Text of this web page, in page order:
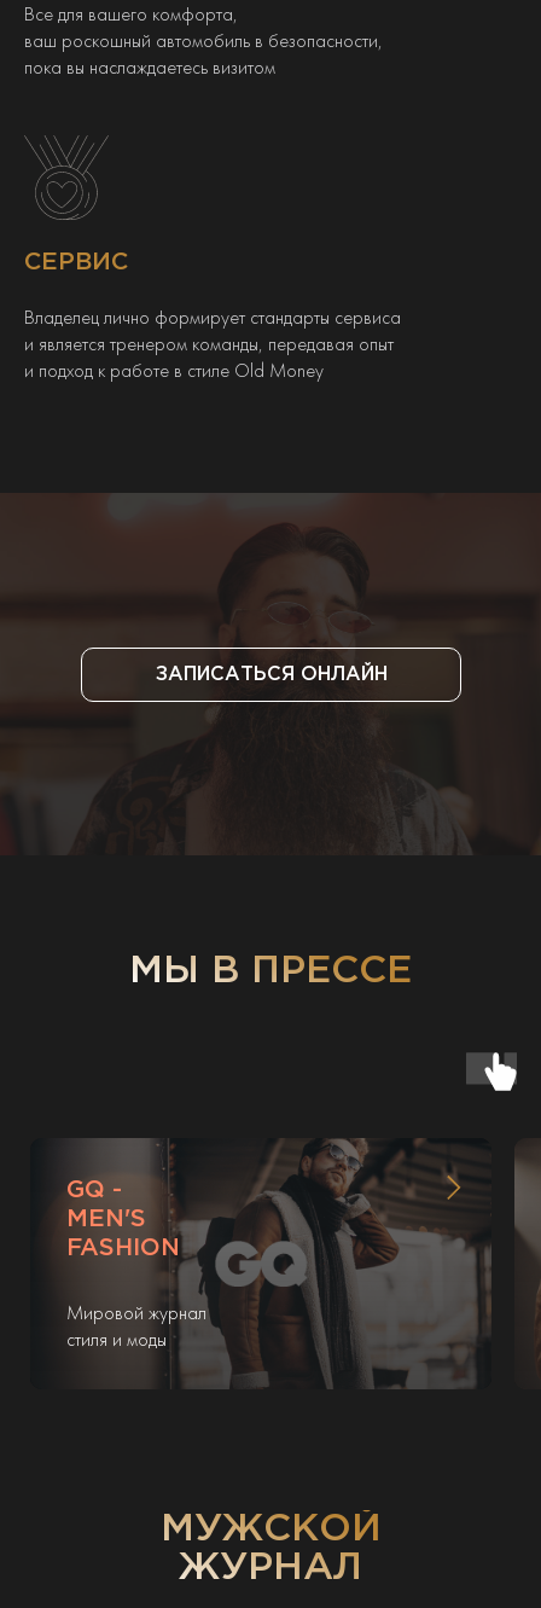
Все для вашего комфорта,
ваш роскошный автомобиль в безопасности,
пока вы наслаждаетесь визитом
СЕРВИС
Владелец лично формирует стандарты сервиса
и является тренером команды, передавая опыт
и подход к работе в стиле Old Money
ЗАПИСАТЬСЯ ОНЛАЙН
МЫ В ПРЕССЕ
GQ -
MEN'S
FASHION
Мировой журнал
стиля и моды
МУЖСКОЙ
ЖУРНАЛ